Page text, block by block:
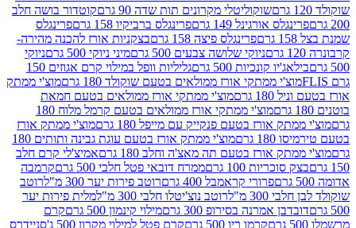
שוקוליטלי מקרונים תות שדה 90 גרם
קוטדור בושה חלב
אורגינל 149 גרם
פרינגלס ברביקיו 158 גרם
פרינגלס
פרינגלס פיצה 158 גרם
בצקניות אורז להכנה מהירה-
ניוקי שלושה צבעים 500 גרם
מיני ניוקי 500 גרם
ניוקי
קונכיות 500 גרם
גליליות וופל במילוי קרם אגוזים 150
ממתקי אורז ממולאים בטעם שוקולד 180 גרם
מוצ'י ממתק
גרם
מוצ'י ממתקי אורז ממולאים בטעם חמאת
מוצ'י ממתקי אורז ממולאים בטעם קרמל מלוח 180
אורז בטעם פנקייק עם מייפל 180 גרם
מוצ'י ממתק אורז
גרם
מוצ'י ממתק אורז בטעם עוגת גבינה ותותים 180
אורז בטעם תה מאצ'ה וחלב 180 גרם
אמיצ'לי קרם חלב
סוכריות 100 גרם
ממרח דובאי פטל חלבי 500 גרם
קרמבה
פרורי קראמבל 400 גרם
רוטב פירות יער 300 מ"ל
רוטב
300 מ"ל
רוטב נוצ'יטלו חלבי 300 מ"ל
מלית פירות יער
אמרנה בסירופ 300 גרם
מילוי קינמון 500 גרם
קרם
קרמו ריו 500 גרם
קרם פטל למילוי מקרון 500 ג'
סניידרס